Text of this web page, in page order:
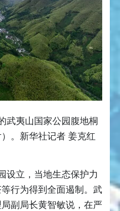
武夷山国家公园腹地桐
。新华社记者 姜克红
设立，当地生态保护力
行为得到全面遏制。武
副局长黄智敏说，在严